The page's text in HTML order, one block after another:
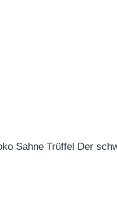
Sahne Trüffel Der